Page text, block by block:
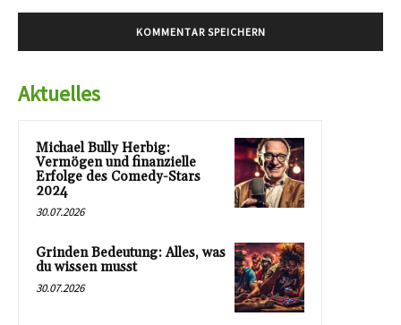
Aktuelles
Michael Bully Herbig:
Vermögen und finanzielle
Erfolge des Comedy-Stars
2024
30.07.2026
Grinden Bedeutung: Alles, was
du wissen musst
30.07.2026